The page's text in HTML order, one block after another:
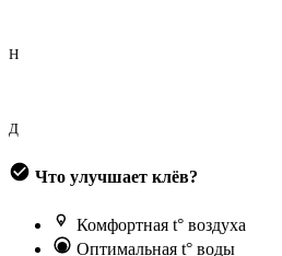
Н
Д
Что улучшает клёв?
Комфортная t° воздуха
Оптимальная t° воды